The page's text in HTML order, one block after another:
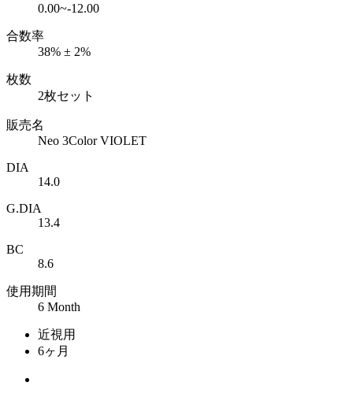
0.00~-12.00
合数率
38% ± 2%
枚数
2枚セット
販売名
Neo 3Color VIOLET
DIA
14.0
G.DIA
13.4
BC
8.6
使用期間
6 Month
近視用
6ヶ月